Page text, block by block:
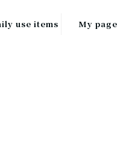
use items My page